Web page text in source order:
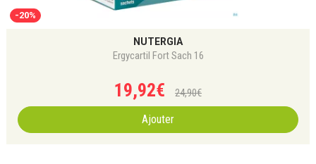
-20%
NUTERGIA
Ergycartil Fort Sach 16
19,92€ 24,90€
Ajouter